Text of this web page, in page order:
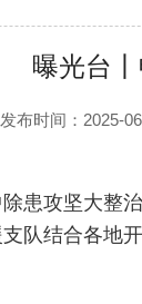
曝光台
发布时间：2025-
攻坚大整治
队结合各地